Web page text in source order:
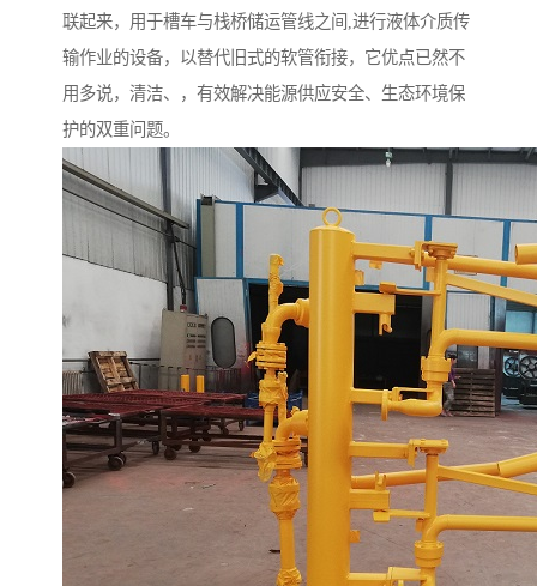
联起来，用于槽车与栈桥储运管线之间,进行液体介质传
输作业的设备，以替代旧式的软管衔接，它优点已然不
用多说，清洁、，有效解决能源供应安全、生态环境保
护的双重问题。